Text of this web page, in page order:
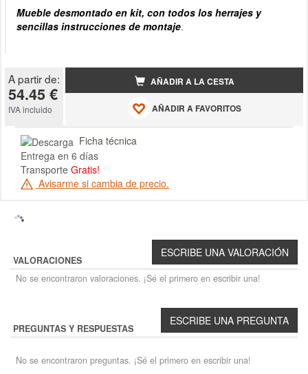
Mueble desmontado en kit, con todos los herrajes y
sencillas instrucciones de montaje.
A partir de:
54.45 €
IVA incluido
AÑADIR A LA CESTA
AÑADIR A FAVORITOS
Ficha técnica
Entrega en 6 días
Transporte Gratis!
Avisarme si cambia de precio.
VALORACIONES
No se encontraron valoraciones. ¡Sé el primero en escribir una!
PREGUNTAS Y RESPUESTAS
No se encontraron preguntas. ¡Sé el primero en escribir una!